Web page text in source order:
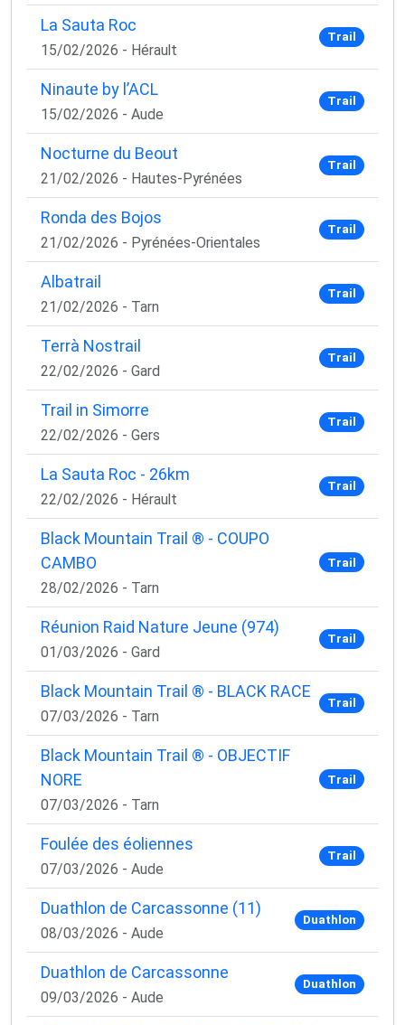
La Sauta Roc
15/02/2026 - Hérault
Trail
Ninaute by l’ACL
15/02/2026 - Aude
Trail
Nocturne du Beout
21/02/2026 - Hautes-Pyrénées
Trail
Ronda des Bojos
21/02/2026 - Pyrénées-Orientales
Trail
Albatrail
21/02/2026 - Tarn
Trail
Terrà Nostrail
22/02/2026 - Gard
Trail
Trail in Simorre
22/02/2026 - Gers
Trail
La Sauta Roc - 26km
22/02/2026 - Hérault
Trail
Black Mountain Trail ® - COUPO
CAMBO
28/02/2026 - Tarn
Trail
Réunion Raid Nature Jeune (974)
01/03/2026 - Gard
Trail
Black Mountain Trail ® - BLACK RACE
07/03/2026 - Tarn
Trail
Black Mountain Trail ® - OBJECTIF
NORE
07/03/2026 - Tarn
Trail
Foulée des éoliennes
07/03/2026 - Aude
Trail
Duathlon de Carcassonne (11)
08/03/2026 - Aude
Duathlon
Duathlon de Carcassonne
09/03/2026 - Aude
Duathlon